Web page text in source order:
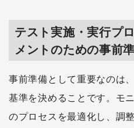
テスト実施・実行プ
メントのための事前
事前準備として重要なのは
基準を決めることです。モ
のプロセスを最適化し、調